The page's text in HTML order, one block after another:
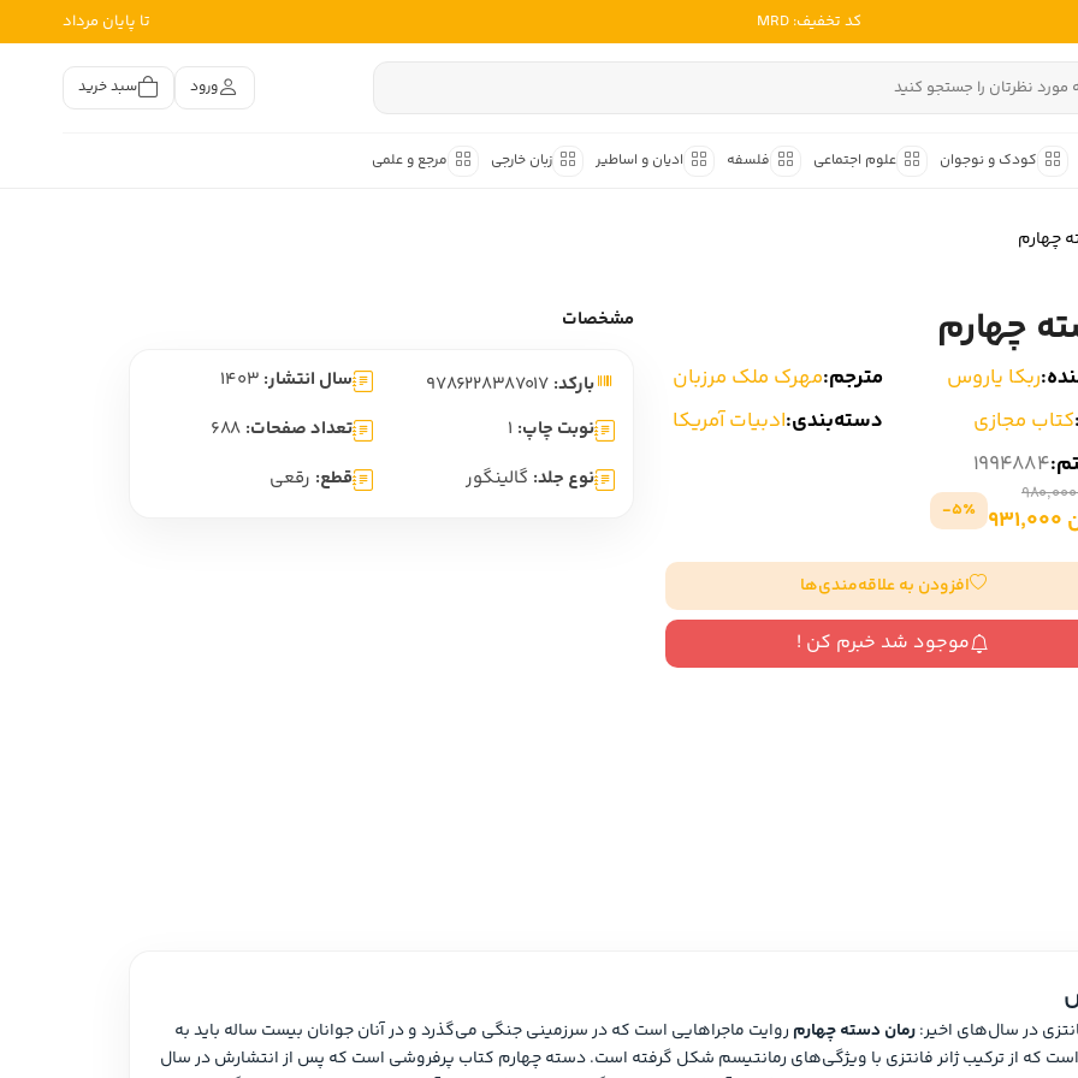
کد تخفیف: MRD تا پایان مرداد
ورود سبد خرید
کودک و نوجوان علوم اجتماعی فلسفه ادیان و اساطیر زبان خارجی مرجع و علمی
شعر کهن فارسی
شرح و تفسیر متون کهن
ادبیات ملل
ادبیات ترکیه
ادبیات آسیا
سایر کشورهای اروپا
داستان کوتاه
چهارم
چهارم
ربکا یاروس مترجم:مهرک ملک مرزبان
کتاب مجازی دسته‌بندی:ادبیات آمریکا
1994884
5٪-
افزودن به علاقه‌مندی‌ها
موجود شد خبرم کن !
مشخصات
بارکد: سال انتشار: 1403
نوبت چاپ: 1 تعداد صفحات: 688
نوع جلد: گالینگور قطع: رقعی
رمان دسته چهارم